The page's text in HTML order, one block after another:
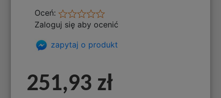
Oceń:
Zaloguj się aby ocenić
zapytaj o produkt
251,93 zł